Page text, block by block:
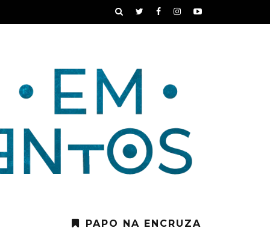
PAPO NA ENCRUZA